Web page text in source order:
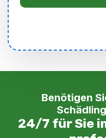
Benötigen
24/7 für Sie